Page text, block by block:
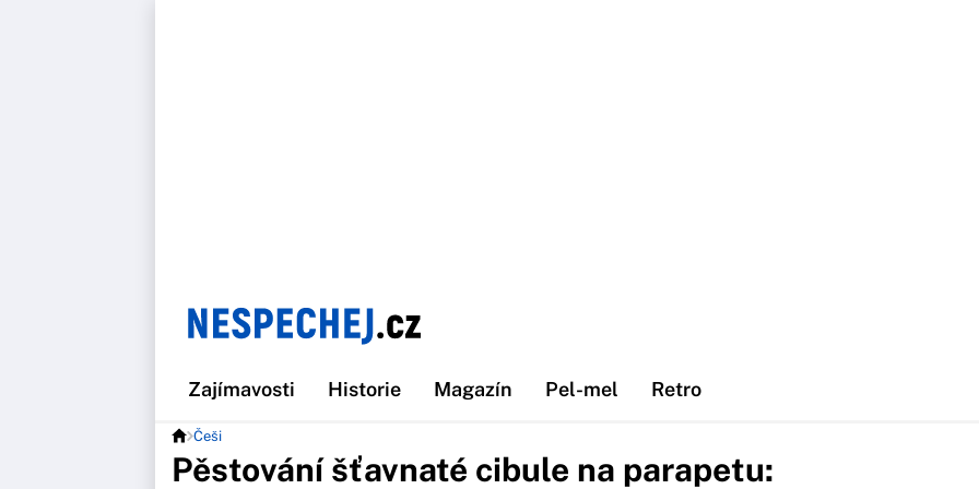
Zajímavosti Historie Magazín Pel-mel Retro
Češi
Pěstování šťavnaté cibule na parapetu: